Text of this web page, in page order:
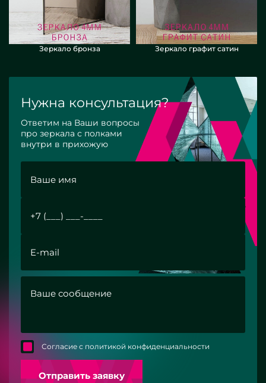
Зеркало бронза Зеркало графит сатин
Нужна консультация?
Ответим на Ваши вопросы
про зеркала с полками
внутри в прихожую
Согласие с политикой конфиденциальности
Отправить заявку